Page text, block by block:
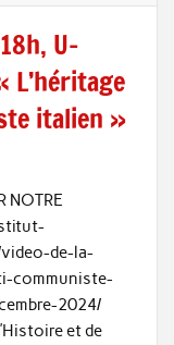
U-
L’héritage
italien »
NOTRE
de-la-
communiste-
2024/
et de